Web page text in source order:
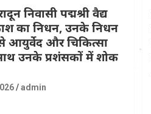
निवासी पद्मश्री वैद्य
का निधन, उनके निधन
आयुर्वेद और चिकित्सा
उनके प्रशंसकों में शोक
admin